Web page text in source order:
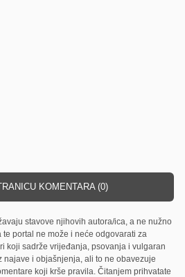
KOMENTARA (0)
stavove njihovih autora/ica, a ne nužno
portal ne može i neće odgovarati za
koji sadrže vrijeđanja, psovanja i vulgaran
i objašnjenja, ali to ne obavezuje
koji krše pravila. Čitanjem prihvatate